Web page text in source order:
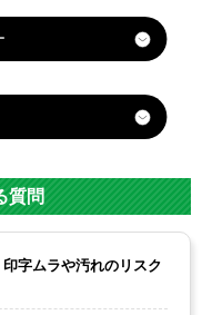
ー
IPSIO-
C740HY
IPSIO-
C740H
質問
字ムラや汚れのリスク